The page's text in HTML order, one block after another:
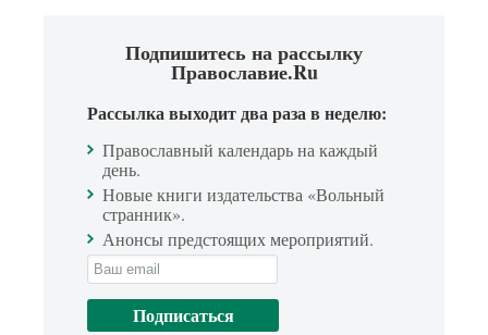
Подпишитесь на рассылку
Православие.Ru
Рассылка выходит два раза в неделю:
Православный календарь на каждый
день.
Новые книги издательства «Вольный
странник».
Анонсы предстоящих мероприятий.